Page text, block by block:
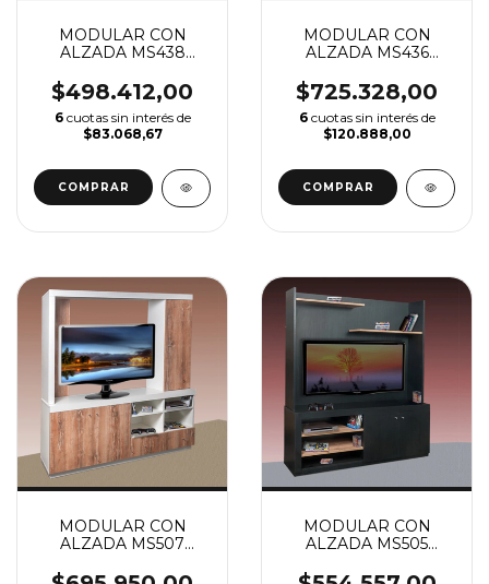
MODULAR CON
ALZADA MS438
DESCUENTO X
TRANSFERENCIA)
$498.412,00
6 cuotas sin interés de
$83.068,67
MODULAR CON
ALZADA MS436
DESCUENTO X
TRANSFERENCIA)
$725.328,00
6 cuotas sin interés de
$120.888,00
MODULAR CON
ALZADA MS507
DESCUENTO X
MODULAR CON
ALZADA MS505
DESCUENTO X